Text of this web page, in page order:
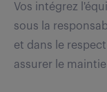
Vos intégrez
sous la
et dans le
assurer le